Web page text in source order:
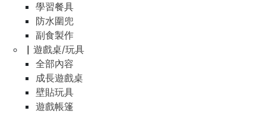
學習餐具
防水圍兜
副食製作
▏遊戲桌/玩具
全部內容
成長遊戲桌
壁貼玩具
遊戲帳篷